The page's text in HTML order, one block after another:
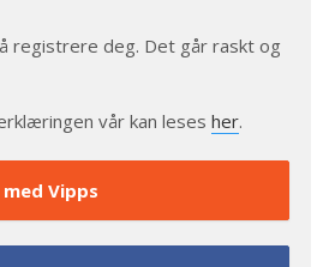
registrere deg. Det går raskt og
vår kan leses her.
Vipps